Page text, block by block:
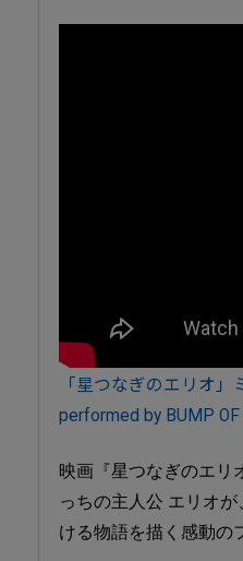
「星つなぎのエリオ
performed by BUMP
映画『星つなぎのエリ
っちの主人公 エリオ
ける物語を描く感動の